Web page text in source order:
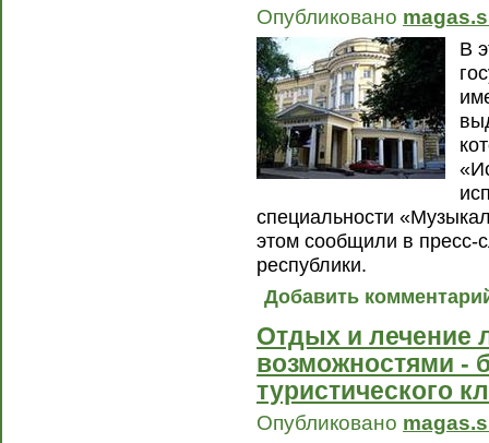
Опубликовано
В
специальности
этом сообщили в пресс-
республики.
Добавить
Отдых и лечение
возможностями -
туристического
Опубликовано